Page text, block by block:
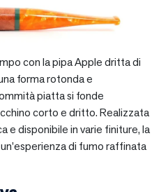
con la pipa Apple dritta di
forma rotonda e
piatta si fonde
corto e dritto. Realizzata
e disponibile in varie finiture, la
di fumo raffinata